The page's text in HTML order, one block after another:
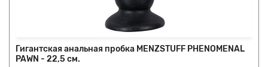
Гигантская анальная пробка MENZSTUFF PHENOMENAL
PAWN - 22,5 см.